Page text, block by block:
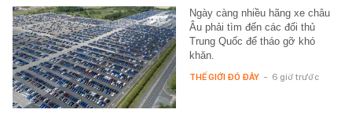
Ngày càng nhiều hãng xe châu
Âu phải tìm đến các đối thủ
Trung Quốc để tháo gỡ khó
khăn.
THẾ GIỚI ĐÓ ĐÂY - 6 giờ trước